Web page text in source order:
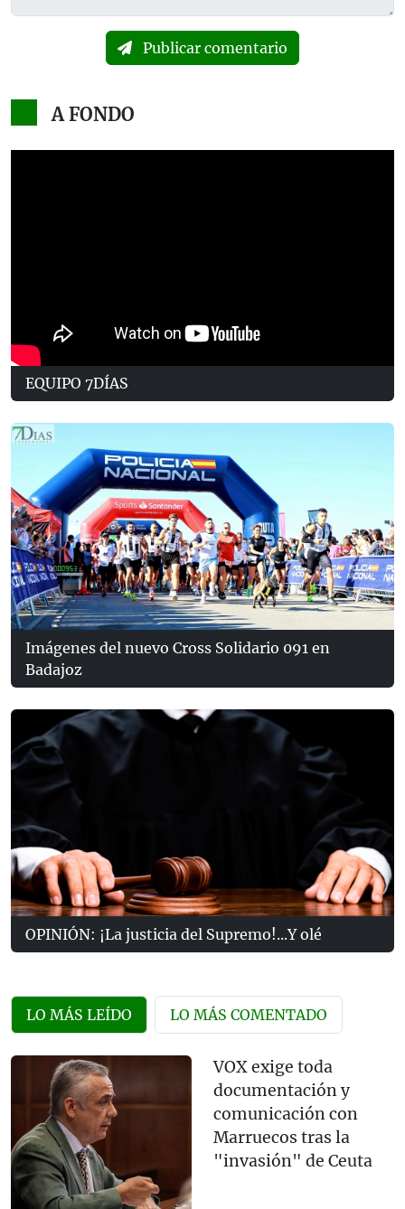
Publicar comentario
A FONDO
EQUIPO 7DÍAS
Imágenes del nuevo Cross Solidario 091 en
Badajoz
OPINIÓN: ¡La justicia del Supremo!...Y olé
LO MÁS LEÍDO LO MÁS COMENTADO
VOX exige toda
documentación y
comunicación con
Marruecos tras la
"invasión" de Ceuta